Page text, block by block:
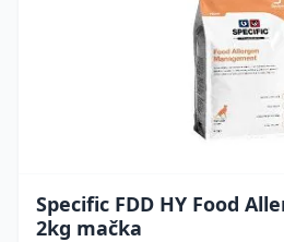
Specific FDD HY Food
2kg mačka